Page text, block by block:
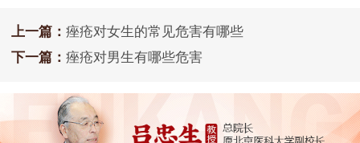
上一篇： 痤疮对女生的常见危害有哪些
下一篇： 痤疮对男生有哪些危害